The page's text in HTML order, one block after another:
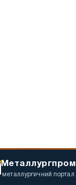
Металлургпром
металлургичний портал